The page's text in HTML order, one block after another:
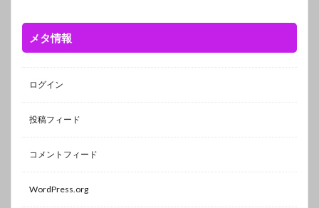
メタ情報
ログイン
投稿フィード
コメントフィード
WordPress.org